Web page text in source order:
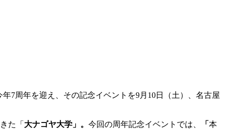
7周年を迎え、その記念イベントを9月10日（土）、名古屋
た「 大ナゴヤ大学」。 今回の周年記念イベントでは、 「 本